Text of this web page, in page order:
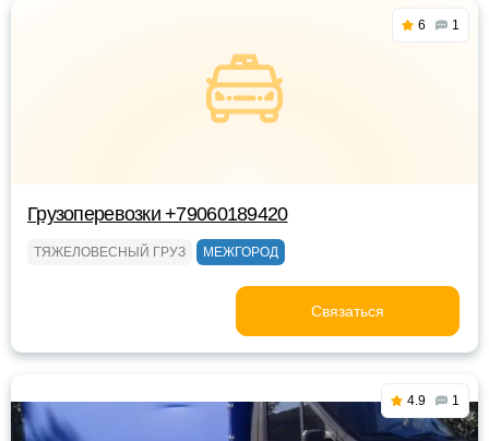
6 1
Грузоперевозки +79060189420
ТЯЖЕЛОВЕСНЫЙ ГРУЗ МЕЖГОРОД
Связаться
4.9 1